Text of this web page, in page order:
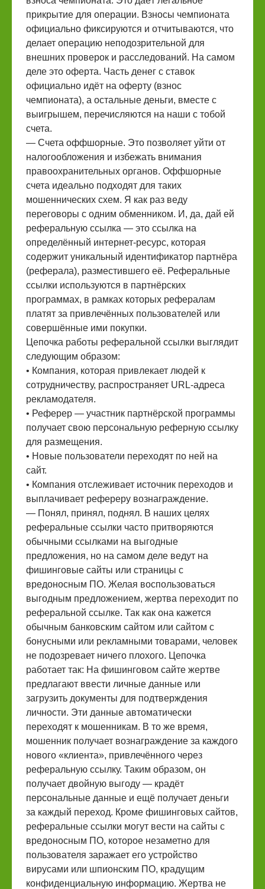
прикрытие для операции. Взносы чемпионата
официально фиксируются и отчитываются, что
делает операцию неподозрительной для
внешних проверок и расследований. На самом
деле это оферта. Часть денег с ставок
официально идёт на оферту (взнос
чемпионата), а остальные деньги, вместе с
выигрышем, перечисляются на наши с тобой
счета.
— Счета оффшорные. Это позволяет уйти от
налогообложения и избежать внимания
правоохранительных органов. Оффшорные
счета идеально подходят для таких
мошеннических схем. Я как раз веду
переговоры с одним обменником. И, да, дай ей
реферальную ссылка — это ссылка на
определённый интернет-ресурс, которая
содержит уникальный идентификатор партнёра
(реферала), разместившего её. Реферальные
ссылки используются в партнёрских
программах, в рамках которых рефералам
платят за привлечённых пользователей или
совершённые ими покупки.
Цепочка работы реферальной ссылки выглядит
следующим образом:
• Компания, которая привлекает людей к
сотрудничеству, распространяет URL-адреса
рекламодателя.
• Реферер — участник партнёрской программы
получает свою персональную реферную ссылку
для размещения.
• Новые пользователи переходят по ней на
сайт.
• Компания отслеживает источник переходов и
выплачивает рефереру вознаграждение.
— Понял, принял, поднял. В наших целях
реферальные ссылки часто притворяются
обычными ссылками на выгодные
предложения, но на самом деле ведут на
фишинговые сайты или страницы с
вредоносным ПО. Желая воспользоваться
выгодным предложением, жертва переходит по
реферальной ссылке. Так как она кажется
обычным банковским сайтом или сайтом с
бонусными или рекламными товарами, человек
не подозревает ничего плохого. Цепочка
работает так: На фишинговом сайте жертве
предлагают ввести личные данные или
загрузить документы для подтверждения
личности. Эти данные автоматически
переходят к мошенникам. В то же время,
мошенник получает вознаграждение за каждого
нового «клиента», привлечённого через
реферальную ссылку. Таким образом, он
получает двойную выгоду — крадёт
персональные данные и ещё получает деньги
за каждый переход. Кроме фишинговых сайтов,
реферальные ссылки могут вести на сайты с
вредоносным ПО, которое незаметно для
пользователя заражает его устройство
вирусами или шпионским ПО, крадущим
конфиденциальную информацию. Жертва не